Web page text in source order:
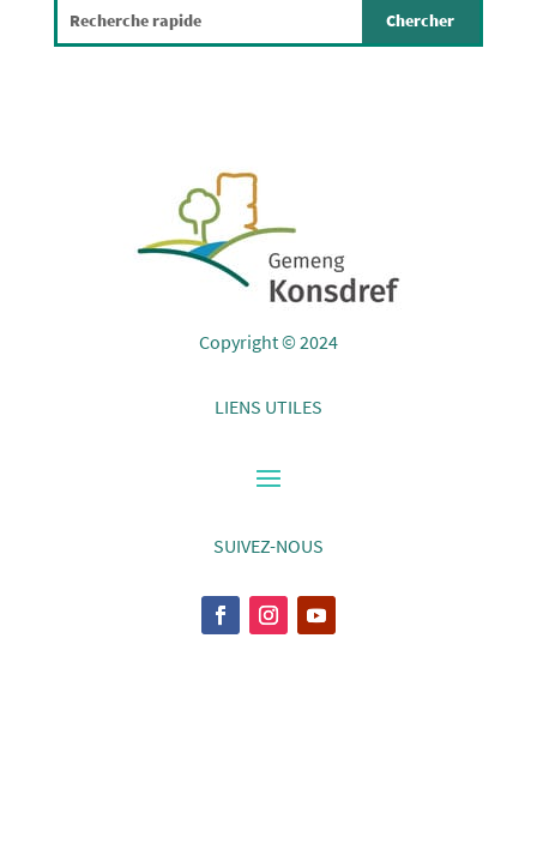
Copyright © 2024
LIENS UTILES
SUIVEZ-NOUS